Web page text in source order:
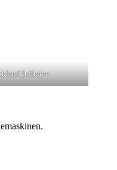
lufthavn